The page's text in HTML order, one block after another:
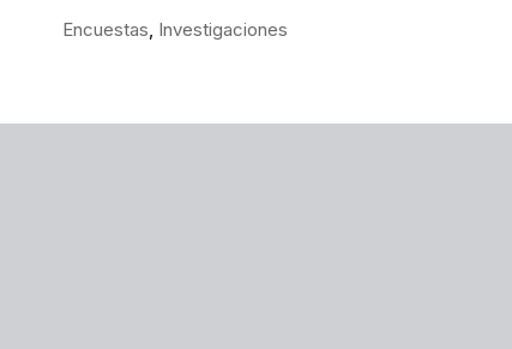
Encuestas Investigaciones